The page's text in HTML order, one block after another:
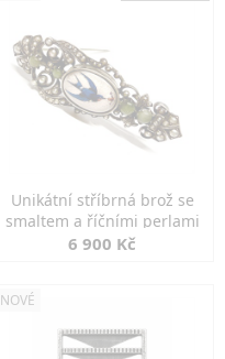
Unikátní stříbrná brož se
smaltem a říčními perlami
6 900 Kč
NOVÉ